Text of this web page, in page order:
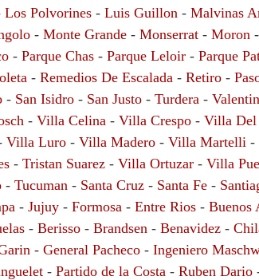
Los Polvorines - Luis Guillon - Malvinas
- Monte Grande - Monserrat - Moron -
- Parque Chas - Parque Leloir - Parque
- Remedios De Escalada - Retiro -
- San Isidro - San Justo - Turdera -
- Villa Celina - Villa Crespo - Villa Del
Villa Luro - Villa Madero - Villa Martelli -
- Tristan Suarez - Villa Ortuzar - Villa
- Tucuman - Santa Cruz - Santa Fe -
- Jujuy - Formosa - Entre Rios - Buenos
- Berisso - Brandsen - Benavidez -
- General Pacheco - Ingeniero
- Partido de la Costa - Ruben Dario